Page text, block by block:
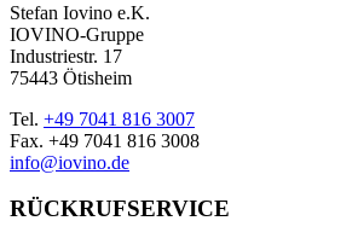
Stefan Iovino e.K.
IOVINO-Gruppe
Industriestr. 17
75443 Ötisheim
Tel. +49 7041 816 3007
Fax. +49 7041 816 3008
info@iovino.de
RÜCKRUFSERVICE